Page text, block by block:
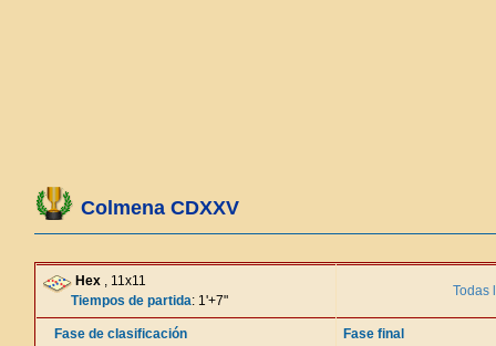
Colmena CDXXV
Hex , 11x11
Tiempos de partida: 1'+7"
Todas
Fase de clasificación
Fase final